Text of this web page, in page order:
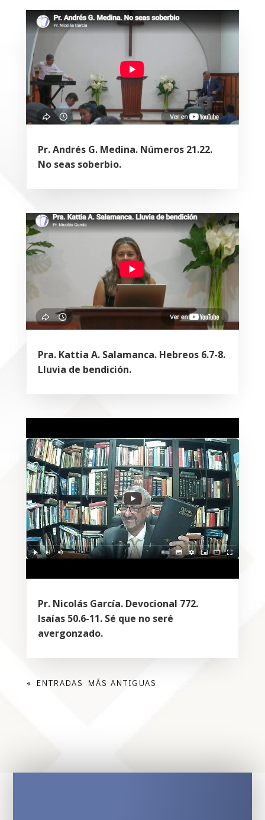
Pr. Andrés G. Medina. Números 21.22.
No seas soberbio.
Pra. Kattia A. Salamanca. Hebreos 6.7-8.
Lluvia de bendición.
Pr. Nicolás García. Devocional 772.
Isaías 50.6-11. Sé que no seré
avergonzado.
« ENTRADAS MÁS ANTIGUAS